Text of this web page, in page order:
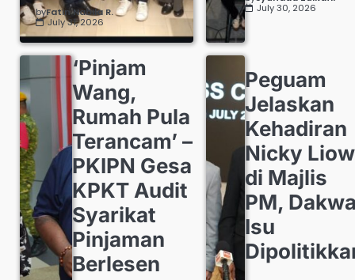
byFatin Nabila R.
July 31, 2026
July 30, 2026
‘Pinjam
Wang,
Rumah Pula
Terancam’ –
PKIPN Gesa
KPKT Audit
Syarikat
Pinjaman
Berlesen
Peguam
Jelaskan
Kehadiran
Nicky Liow
di Majlis
PM,
Isu